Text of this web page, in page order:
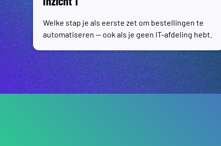
Welke stap je als eerste zet om bestellingen te
automatiseren — ook als je geen IT-afdeling hebt.